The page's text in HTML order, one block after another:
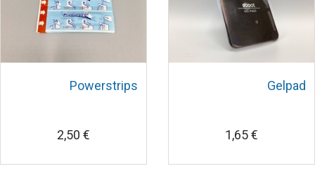
Powerstrips
2,50 €
Gelpad
1,65 €